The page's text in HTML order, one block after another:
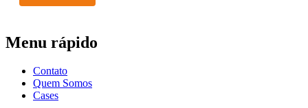
Menu rápido
Contato
Quem Somos
Cases